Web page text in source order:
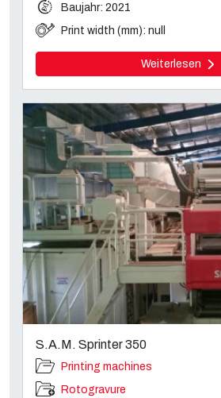
Baujahr: 2021
Print width (mm): null
Weiterlesen
S.A.M. Sprinter 350
Printing machines
Rotogravure